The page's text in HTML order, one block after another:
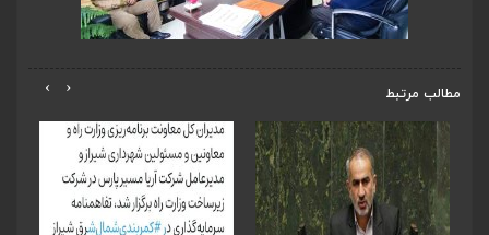
مطالب مرتبط ‹
›